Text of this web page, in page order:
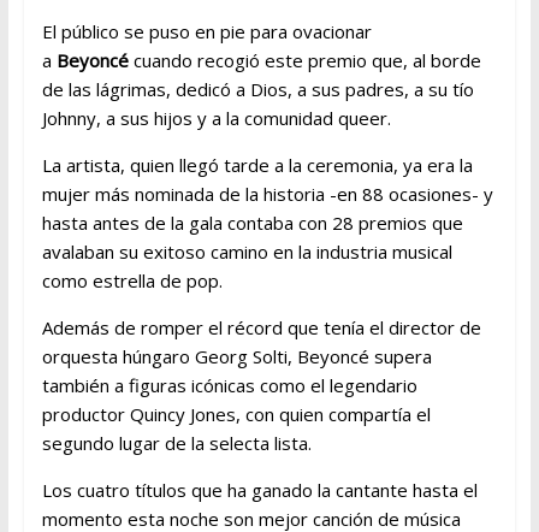
El público se puso en pie para ovacionar
a Beyoncé cuando recogió este premio que, al borde
de las lágrimas, dedicó a Dios, a sus padres, a su tío
Johnny, a sus hijos y a la comunidad queer.
La artista, quien llegó tarde a la ceremonia, ya era la
mujer más nominada de la historia -en 88 ocasiones- y
hasta antes de la gala contaba con 28 premios que
avalaban su exitoso camino en la industria musical
como estrella de pop.
Además de romper el récord que tenía el director de
orquesta húngaro Georg Solti, Beyoncé supera
también a figuras icónicas como el legendario
productor Quincy Jones, con quien compartía el
segundo lugar de la selecta lista.
Los cuatro títulos que ha ganado la cantante hasta el
momento esta noche son mejor canción de música